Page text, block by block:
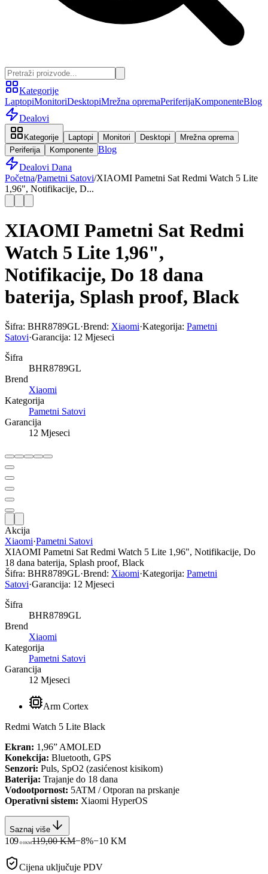
Kategorije
LaptopiMonitoriDesktopiMrežna opremaPeriferijaKomponenteBlog
Dealovi
Kategorije Laptopi Monitori Desktopi
Mrežna oprema
Periferija
Komponente Blog
Dealovi Dana
Početna/Pametni Satovi/XIAOMI Pametni Sat Redmi Watch 5 Lite
1,96", Notifikacije, D...
XIAOMI Pametni Sat Redmi
Watch 5 Lite 1,96",
Notifikacije, Do 18 dana
baterija, Splash proof, Black
Šifra: BHR8789GL·Brend: Xiaomi·Kategorija: Pametni
Satovi·Garancija: 12 Mjeseci
Šifra
BHR8789GL
Brend
Xiaomi
Kategorija
Pametni Satovi
Garancija
12 Mjeseci
Akcija
Xiaomi·Pametni Satovi
XIAOMI Pametni Sat Redmi Watch 5 Lite 1,96", Notifikacije, Do
18 dana baterija, Splash proof, Black
Šifra: BHR8789GL·Brend: Xiaomi·Kategorija: Pametni
Satovi·Garancija: 12 Mjeseci
Šifra
BHR8789GL
Brend
Xiaomi
Kategorija
Pametni Satovi
Garancija
12 Mjeseci
Arm Cortex
Redmi Watch 5 Lite Black
Ekran: 1,96” AMOLED
Konekcija: Bluetooth, GPS
Senzori: Puls, SpO2 (zasićenost kisikom)
Baterija: Trajanje do 18 dana
Vodootpornost: 5ATM / Otporan na prskanje
Operativni sistem: Xiaomi HyperOS
Saznaj više
109 00KM119,00 KM−8%−10 KM
Cijena uključuje PDV